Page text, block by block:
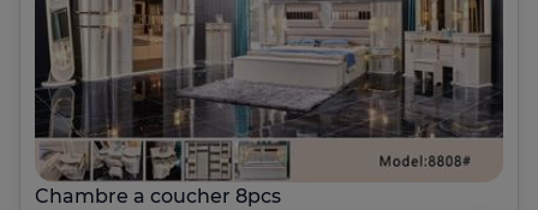
Chambre a coucher 8pcs